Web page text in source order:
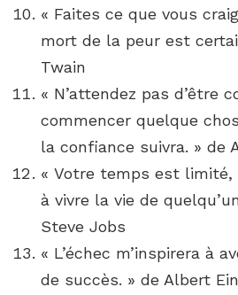
« Faites ce que vous
mort de la peur est
Twain
« N’attendez pas d’être
commencer quelque
la confiance suivra. » de
« Votre temps est limité,
à vivre la vie de
Steve Jobs
« L’échec m’inspirera à
de succès. » de Albert